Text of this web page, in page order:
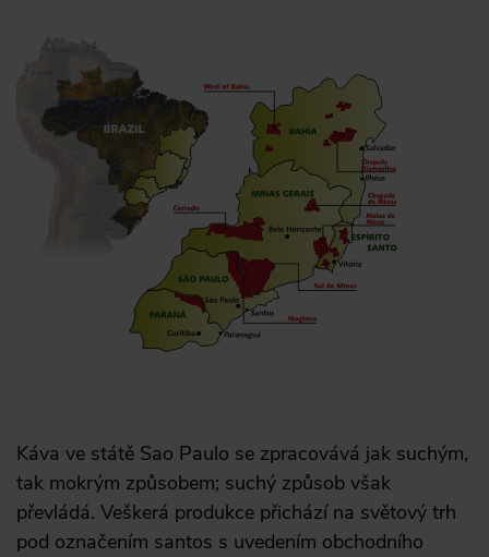
Káva ve státě Sao Paulo se zpracovává jak suchým,
tak mokrým způsobem; suchý způsob však
převládá. Veškerá produkce přichází na světový trh
pod označením santos s uvedením obchodního